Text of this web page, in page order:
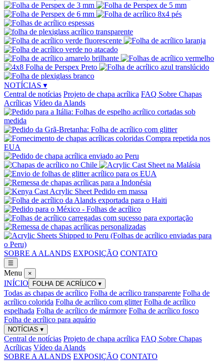
NOTÍCIAS ▾
Central de notícias Projeto de chapa acrílica FAQ Sobre Chapas
Acrílicas Vídeo da Alands
SOBRE A ALANDS EXPOSIÇÃO CONTATO
☰
Menu ×
INÍCIO FOLHA DE ACRÍLICO ▾
Todas as chapas de acrílico Folha de acrílico transparente Folha de
acrílico colorida Folha de acrílico com glitter Folha de acrílico
espelhada Folha de acrílico de mármore Folha de acrílico fosco
Folha de acrílico para aquário
NOTÍCIAS ▾
Central de notícias Projeto de chapa acrílica FAQ Sobre Chapas
Acrílicas Vídeo da Alands
SOBRE A ALANDS EXPOSIÇÃO CONTATO